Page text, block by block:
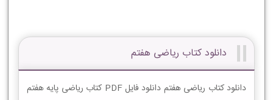
دانلود کتاب ریاضی هفتم
دانلود کتاب ریاضی هفتم دانلود فایل PDF کتاب ریاضی پایه هفتم